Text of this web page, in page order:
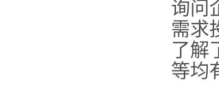
询问
需求
了解
等均